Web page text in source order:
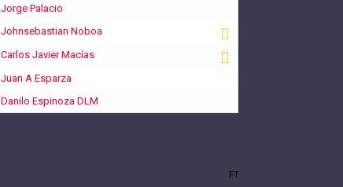
Jorge Palacio
Johnsebastian Noboa
Carlos Javier Macías
Juan A Esparza
Danilo Espinoza DLM
FT